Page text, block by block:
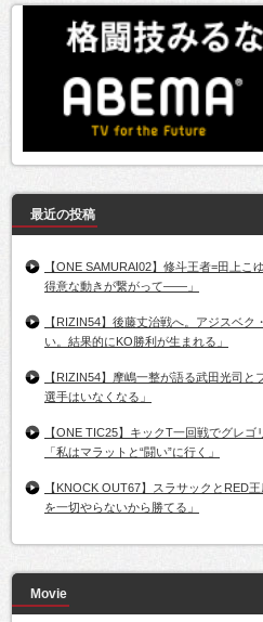
最近の投稿
【ONE SAMURAI02】修斗王者=田上こ
得意な動きが繋がって――」
【RIZIN54】後藤丈治戦へ。アジスベ
い。結果的にKO勝利が生まれる」
【RIZIN54】摩嶋一整が語る武田光司
選手はいなくなる」
【ONE TIC25】キックT一回戦でグレ
「私はマラットと“闘い”に行く」
【KNOCK OUT67】スラサックとRED
を一切やらないから勝てる」
Movie